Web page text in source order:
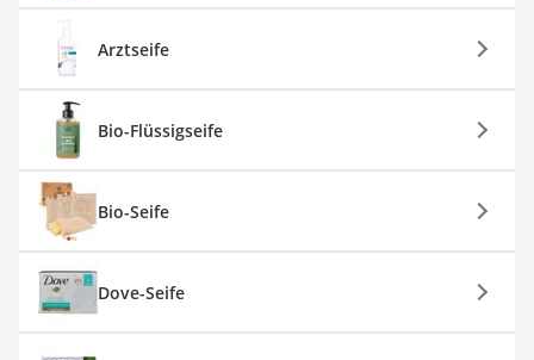
Arztseife
Bio-Flüssigseife
Bio-Seife
Dove-Seife